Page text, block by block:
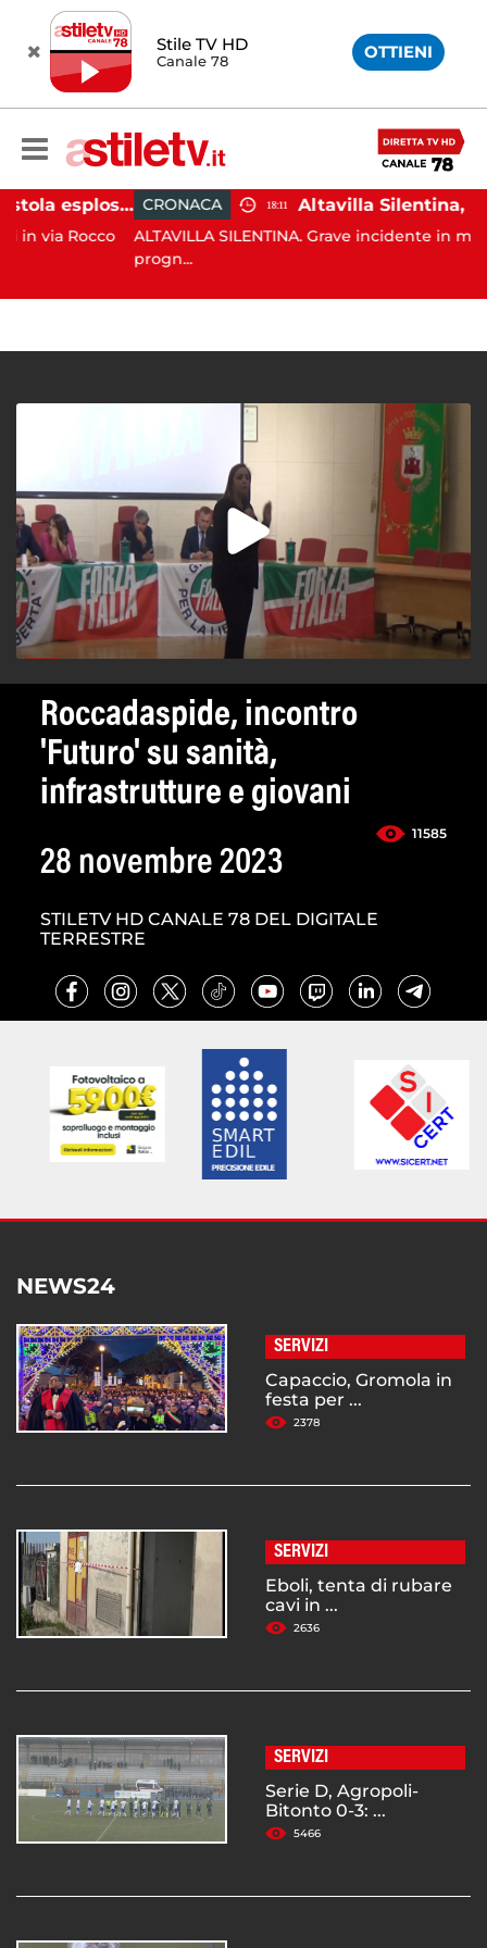
Stile TV HD
Canale 78 OTTIENI
Salerno, colpi di pistola esplosi a Pastena: paura tra i residenti
Rocco
CRONACA 18:11
ALTAVILLA SILENTINA. Grave incidente in moto:
Roccadaspide, incontro
'Futuro' su sanità,
infrastrutture e giovani
11585
28 novembre 2023
STILETV HD CANALE 78 DEL DIGITALE
TERRESTRE
NEWS24
SERVIZI
Capaccio, Gromola in
festa per ...
2378
SERVIZI
Eboli, tenta di rubare
cavi in ...
2636
SERVIZI
Serie D, Agropoli-
Bitonto 0-3: ...
5466